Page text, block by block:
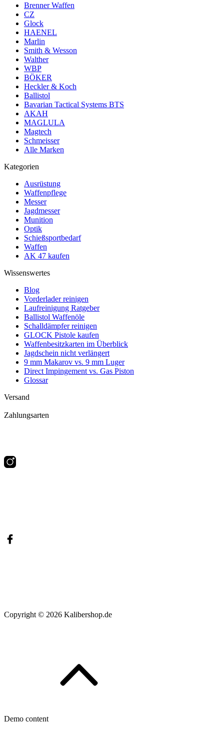
Brenner Waffen
CZ
Glock
HAENEL
Marlin
Smith & Wesson
Walther
WBP
BÖKER
Heckler & Koch
Ballistol
Bavarian Tactical Systems BTS
AKAH
MAGLULA
Magtech
Schmeisser
Alle Marken
Kategorien
Ausrüstung
Waffenpflege
Messer
Jagdmesser
Munition
Optik
Schießsportbedarf
Waffen
AK 47 kaufen
Wissenswertes
Blog
Vorderlader reinigen
Laufreinigung Ratgeber
Ballistol Waffenöle
Schalldämpfer reinigen
GLOCK Pistole kaufen
Waffenbesitzkarten im Überblick
Jagdschein nicht verlängert
9 mm Makarov vs. 9 mm Luger
Direct Impingement vs. Gas Piston
Glossar
Versand
Zahlungsarten
Copyright © 2026 Kalibershop.de
Demo content